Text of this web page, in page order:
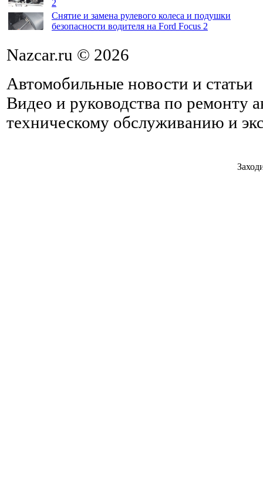
2
Снятие и замена рулевого колеса и подушки
безопасности водителя на Ford Focus 2
Nazcar.ru © 2026
Автомобильные новости и статьи
Видео и руководства по ремонту
техническому обслуживанию и